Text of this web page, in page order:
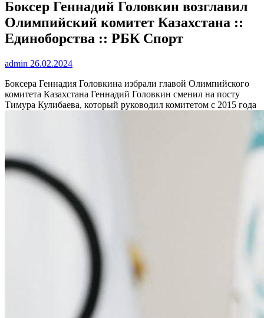
Боксер Геннадий Головкин возглавил
Олимпийский комитет Казахстана ::
Единоборства :: РБК Спорт
admin 26.02.2024
Боксера Геннадия Головкина избрали главой Олимпийского
комитета Казахстана Геннадий Головкин сменил на посту
Тимура Кулибаева, который руководил комитетом с 2015 года